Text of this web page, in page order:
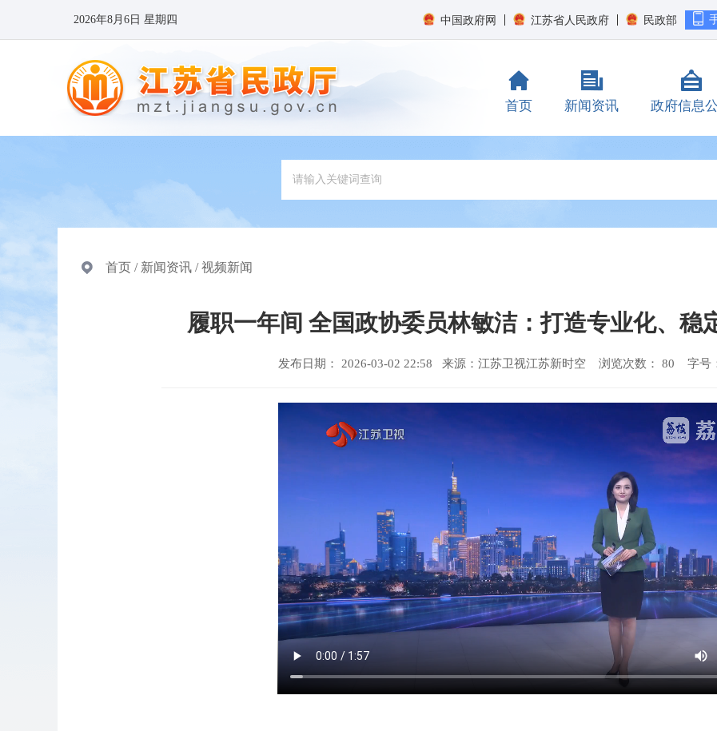
2026年8月6日 星期四 中国政府网 江苏省人民政府 民政部
首页 新闻资讯 政府信息
首页 / 新闻资讯 /视频新闻
履职一年间 全国政协委员林敏洁：打造专业化、稳
发布日期： 2026-03-02 22:58 来源： 江苏卫视江苏新时空 浏览次数： 80 字号